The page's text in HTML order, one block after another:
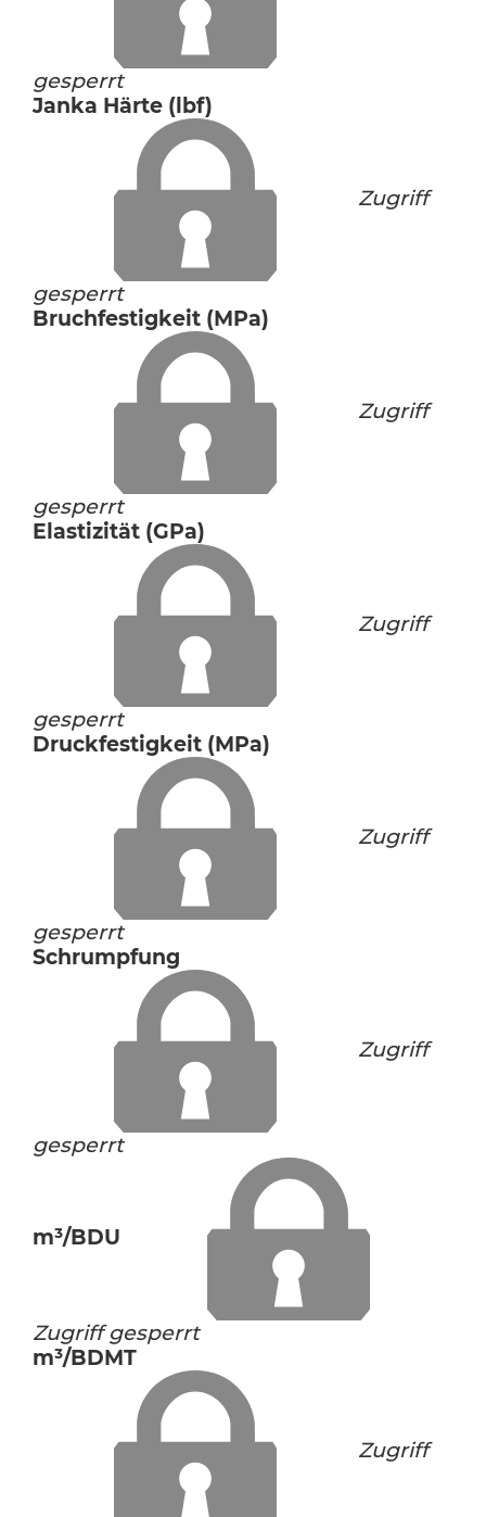
gesperrt
Janka Härte (lbf)
Zugriff
gesperrt
Bruchfestigkeit (MPa)
Zugriff
gesperrt
Elastizität (GPa)
Zugriff
gesperrt
Druckfestigkeit (MPa)
Zugriff
gesperrt
Schrumpfung
Zugriff
gesperrt
m³/BDU
Zugriff gesperrt
m³/BDMT
Zugriff